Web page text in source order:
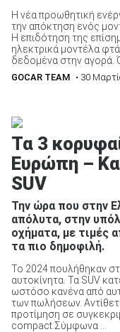
Η νέα προωθητική
την απόκτηση ενός
Η επιδότηση της
ηλεκτρικά μοντέλα
δεδομένα στην αγορά.
GOCAR TEAM • 30
Τα 3
Ευρώπη –
SUV
Την ώρα που στην
απόλυτα, στην
οχήματα, με τιμές
τα πιο δημοφιλή.
Το 2024 πουλήθηκαν
αυτοκίνητα. Τα SUV
ωστόσο κανένα από
των πωλήσεων.
προτίμηση σε
compact.Σύμφωνα ...